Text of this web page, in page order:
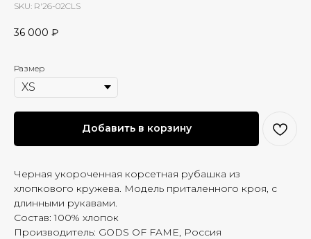
SKU: R'26-02CLS
36 000 ₽
Размер
Добавить в корзину
Черная укороченная корсетная рубашка из
хлопкового кружева. Модель приталенного кроя, с
длинными рукавами.
Состав: 100% хлопок
Производитель: GODS OF FAME, Россия